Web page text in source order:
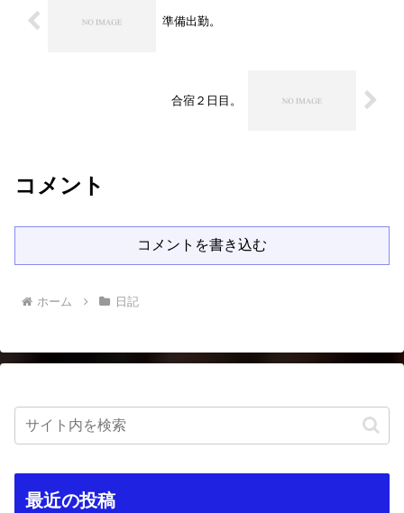
準備出勤。
合宿２日目。
コメント
コメントを書き込む
ホーム 日記
最近の投稿